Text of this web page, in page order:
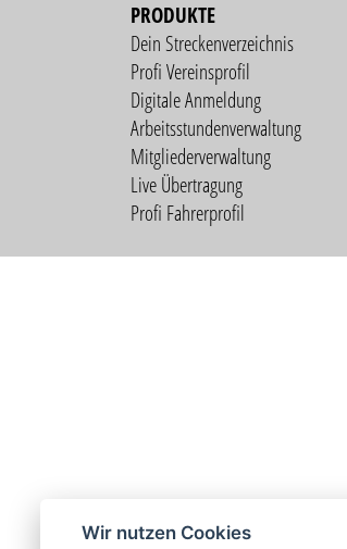
PRODUKTE
Dein Streckenverzeichnis
Profi Vereinsprofil
Digitale Anmeldung
Arbeitsstundenverwaltung
Mitgliederverwaltung
Live Übertragung
Profi Fahrerprofil
Wir nutzen Cookies